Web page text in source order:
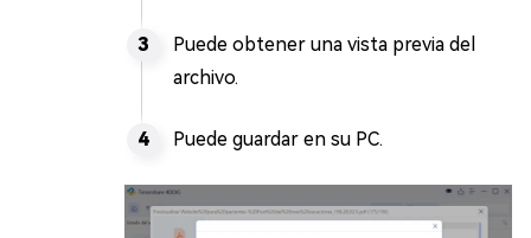
Puede obtener una vista previa del
archivo.
Puede guardar en su PC.